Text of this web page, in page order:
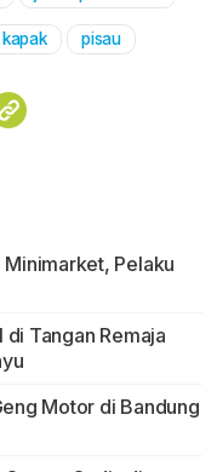
pisau
Pelaku
Tangan Remaja
Motor di Bandung